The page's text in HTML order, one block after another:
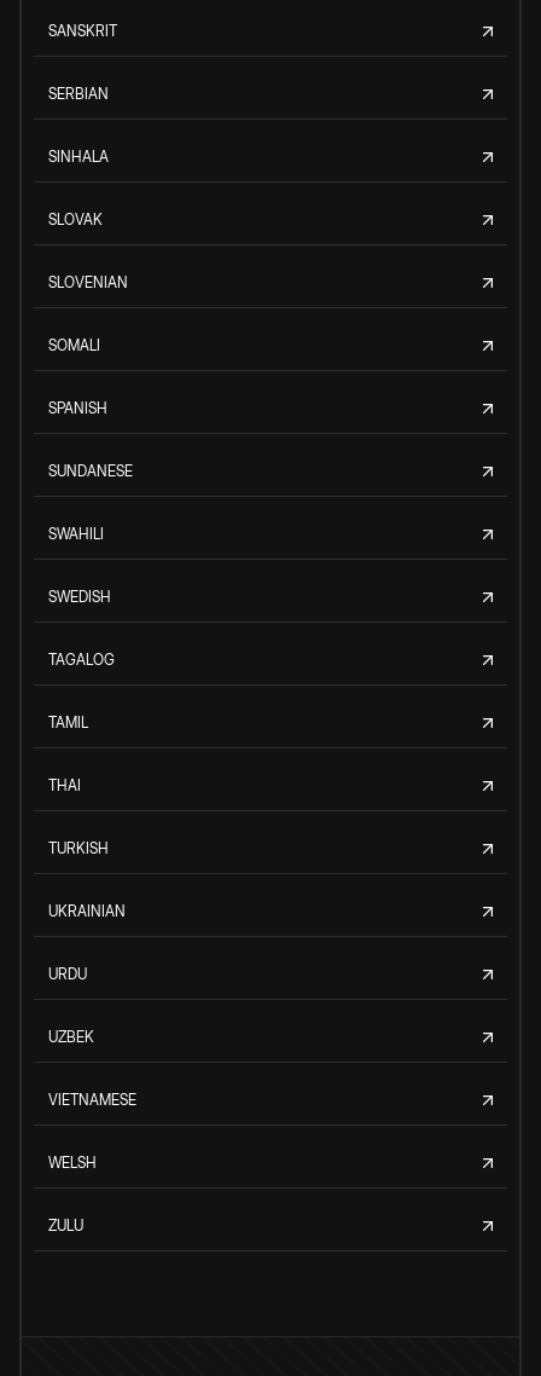
SANSKRIT
SERBIAN
SINHALA
SLOVAK
SLOVENIAN
SOMALI
SPANISH
SUNDANESE
SWAHILI
SWEDISH
TAGALOG
TAMIL
THAI
TURKISH
UKRAINIAN
URDU
UZBEK
VIETNAMESE
WELSH
ZULU